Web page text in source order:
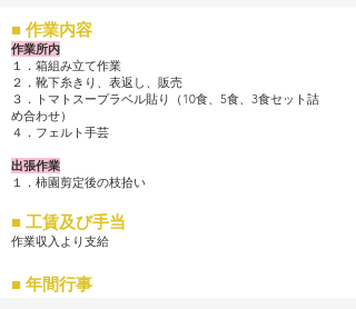
■ 作業内容
作業所内
１．箱組み立て作業
２．靴下糸きり、表返し、販売
３．トマトスープラベル貼り（10食、5食、3食セット詰
め合わせ）
４．フェルト手芸
出張作業
１．柿園剪定後の枝拾い
■ 工賃及び手当
作業収入より支給
■ 年間行事